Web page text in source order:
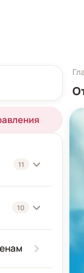
11
10